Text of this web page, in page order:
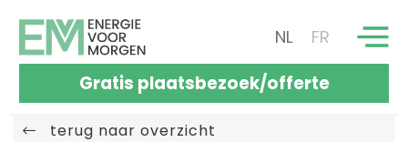
NL FR
Gratis plaatsbezoek/offerte
terug naar overzicht